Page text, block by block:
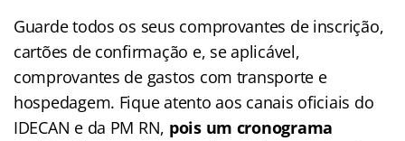
Guarde todos os seus comprovantes de inscrição,
cartões de confirmação e, se aplicável,
comprovantes de gastos com transporte e
hospedagem. Fique atento aos canais oficiais do
IDECAN e da PM RN, pois um cronograma